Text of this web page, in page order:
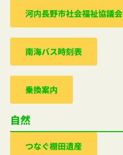
河内⻑野市社会福祉協議会
南海バス時刻表
乗換案内
自然
つなぐ棚田遺産